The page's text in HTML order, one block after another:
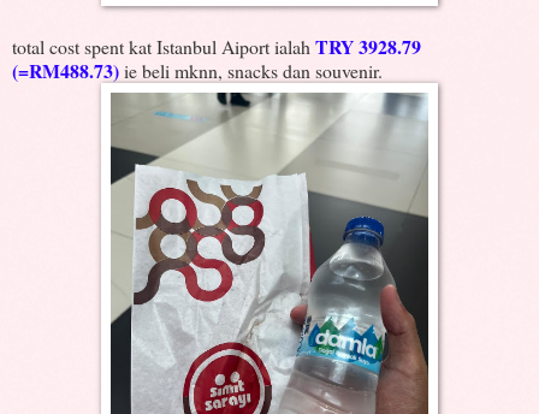
total cost spent kat Istanbul Aiport ialahTRY 3928.79
(=RM488.73)ie beli mknn, snacks dan souvenir.